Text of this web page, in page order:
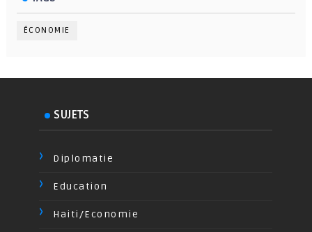
ÉCONOMIE
SUJETS
Diplomatie
Education
Haiti/Economie